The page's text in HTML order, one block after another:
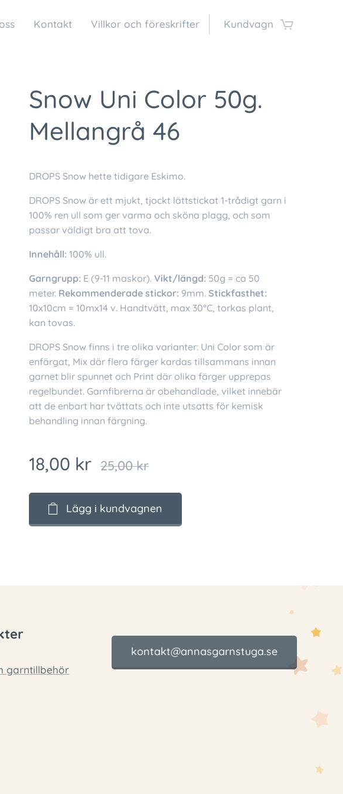
Kontakt Villkor och föreskrifter Kundvagn
Snow Uni Color 50g.
Mellangrå 46
DROPS Snow hette tidigare Eskimo.
DROPS Snow är ett mjukt, tjockt lättstickat 1-trådigt garn i
100% ren ull som ger varma och sköna plagg, och som
passar väldigt bra att tova.
Innehåll: 100% ull.
Garngrupp: E (9-11 maskor). Vikt/längd: 50g = ca 50
meter. Rekommenderade stickor: 9mm. Stickfasthet:
10x10cm = 10mx14 v. Handtvätt, max 30°C, torkas plant,
kan tovas.
DROPS Snow finns i tre olika varianter: Uni Color som är
enfärgat, Mix där flera färger kardas tillsammans innan
garnet blir spunnet och Print där olika färger upprepas
regelbundet. Garnfibrerna är obehandlade, vilket innebär
att de enbart har tvättats och inte utsatts för kemisk
behandling innan färgning.
18,00 kr 25,00kr
Lägg i kundvagnen
garntillbehör
kontakt@annasgarnstuga.se